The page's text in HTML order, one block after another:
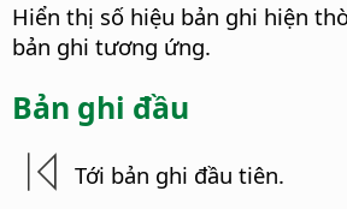
Hiển thị số hiệu bản ghi hiện
bản ghi tương ứng.
Bản ghi đầu
Tới bản ghi đầu tiên.